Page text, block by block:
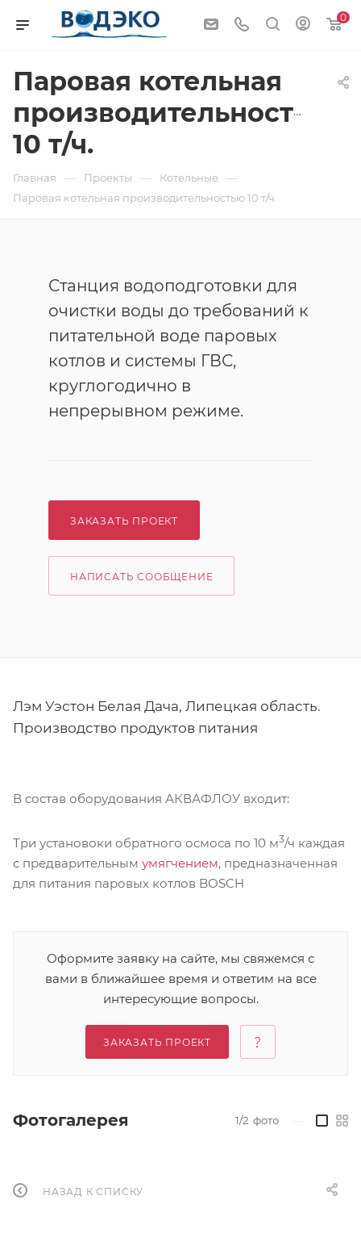
0
Паровая котельная
производительностью
10 т/ч.
Главная — Проекты — Котельные —
Паровая котельная производительностью 10 т/ч.
Станция водоподготовки для
очистки воды до требований к
питательной воде паровых
котлов и системы ГВС,
круглогодично в
непрерывном режиме.
ЗАКАЗАТЬ ПРОЕКТ
НАПИСАТЬ СООБЩЕНИЕ
Лэм Уэстон Белая Дача, Липецкая область.
Производство продуктов питания
В состав оборудования АКВАФЛОУ входит:
Три установоки обратного осмоса по 10 м3/ч каждая
с предварительным умягчением, предназначенная
для питания паровых котлов BOSCH
Оформите заявку на сайте, мы свяжемся с
вами в ближайшее время и ответим на все
интересующие вопросы.
ЗАКАЗАТЬ ПРОЕКТ
Фотогалерея 1/2 фото
НАЗАД К СПИСКУ